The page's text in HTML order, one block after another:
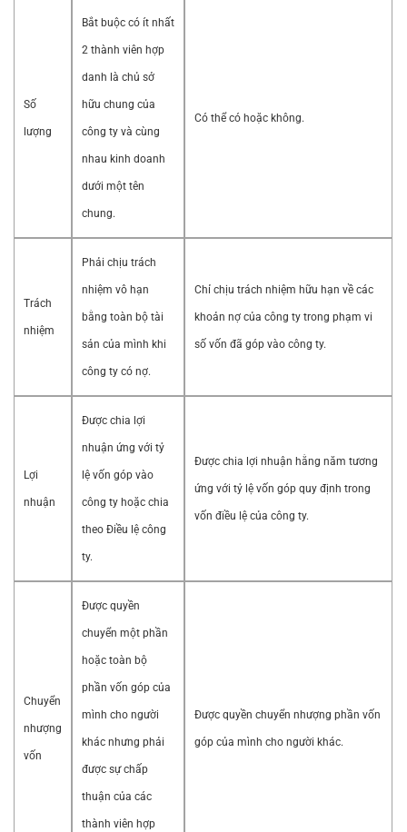
Số
lượng
Bắt buộc có ít nhất
2 thành viên hợp
danh là chủ sở
hữu chung của
công ty và cùng
nhau kinh doanh
dưới một tên
chung.
Có thể có hoặc không.
Trách
nhiệm
Phải chịu trách
nhiệm vô hạn
bằng toàn bộ tài
sản của mình khi
công ty có nợ.
Chỉ chịu trách nhiệm hữu hạn về các
khoản nợ của công ty trong phạm vi
số vốn đã góp vào công ty.
Lợi
nhuận
Được chia lợi
nhuận ứng với tỷ
lệ vốn góp vào
công ty hoặc chia
theo Điều lệ công
ty.
Được chia lợi nhuận hằng năm tương
ứng với tỷ lệ vốn góp quy định trong
vốn điều lệ của công ty.
Chuyển
nhượng
vốn
Được quyền
chuyển một phần
hoặc toàn bộ
phần vốn góp của
mình cho người
khác nhưng phải
được sự chấp
thuận của các
thành viên hợp
Được quyền chuyển nhượng phần vốn
góp của mình cho người khác.